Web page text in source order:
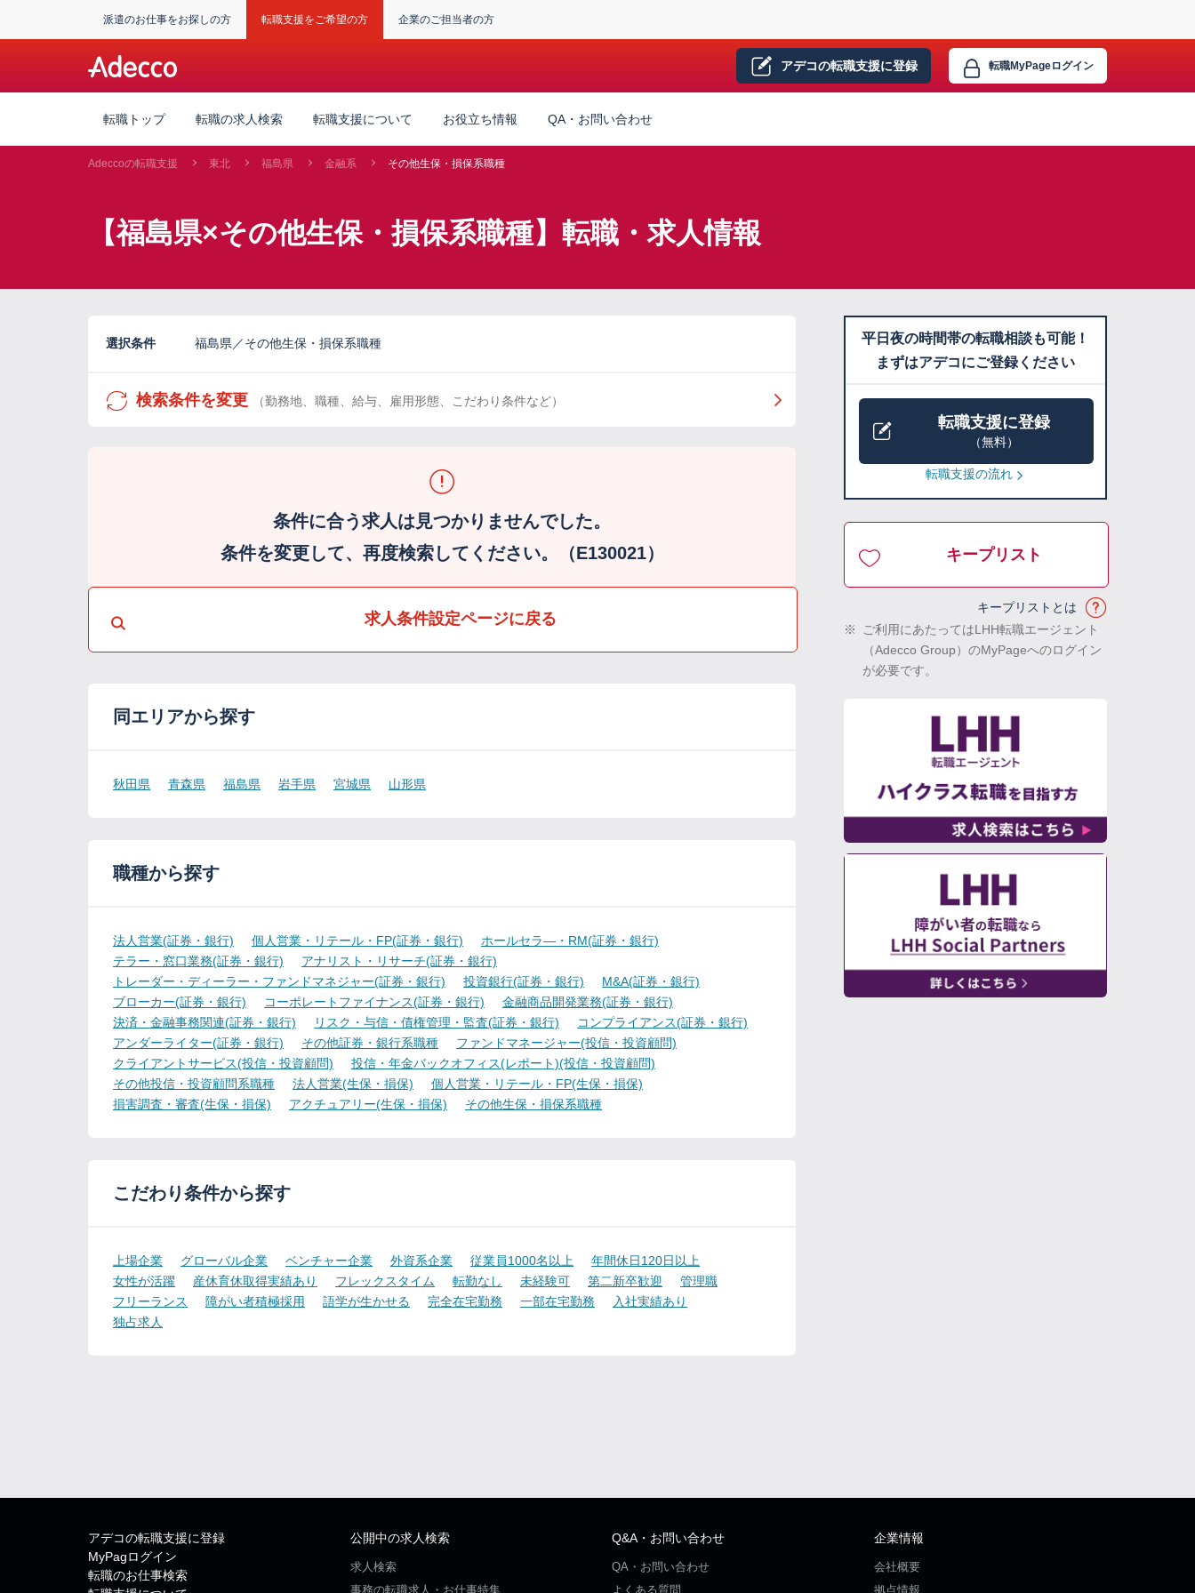
派遣のお仕事をお探しの方 転職支援をご希望の方 企業のご担当者の方
アデコの転職支援に登録 転職MyPageログイン
転職トップ 転職の求人検索 転職支援について お役立ち情報 QA・お問い合わせ
Adeccoの転職支援 東北 福島県 金融系 その他生保・損保系職種
【福島県×その他生保・損保系職種】転職・求人情報
選択条件 福島県／その他生保・損保系職種
検索条件を変更 （勤務地、職種、給与、雇用形態、こだわり条件など）
条件に合う求人は見つかりませんでした。
条件を変更して、再度検索してください。（E130021）
求人条件設定ページに戻る
同エリアから探す
秋田県 青森県 福島県 岩手県 宮城県 山形県
職種から探す
法人営業(証券・銀行) 個人営業・リテール・FP(証券・銀行)
ホールセラ―・RM(証券・銀行)
テラー・窓口業務(証券・銀行)
アナリスト・リサーチ(証券・銀行)
トレーダー・ディーラー・ファンドマネジャー(証券・銀行)
投資銀行(証券・銀行)
M&A(証券・銀行)
ブローカー(証券・銀行)
コーポレートファイナンス(証券・銀行)
金融商品開発業務(証券・銀行)
決済・金融事務関連(証券・銀行)
リスク・与信・債権管理・監査(証券・銀行)
コンプライアンス(証券・銀行)
アンダーライター(証券・銀行)
その他証券・銀行系職種
ファンドマネージャー(投信・投資顧問)
クライアントサービス(投信・投資顧問)
投信・年金バックオフィス(レポート)(投信・投資顧問)
その他投信・投資顧問系職種
法人営業(生保・損保)
個人営業・リテール・FP(生保・損保)
損害調査・審査(生保・損保)
アクチュアリー(生保・損保) その他生保・損保系職種
こだわり条件から探す
上場企業 グローバル企業 ベンチャー企業 外資系企業 従業員1000名以上
年間休日120日以上
女性が活躍
産休育休取得実績あり フレックスタイム 転勤なし 未経験可 第二新卒歓迎
管理職
フリーランス
障がい者積極採用 語学が生かせる 完全在宅勤務 一部在宅勤務
入社実績あり
独占求人
平日夜の時間帯の転職相談も可能！
まずはアデコにご登録ください
転職支援に登録
（無料）
転職支援の流れ
キープリスト
キープリストとは
※
ご利用にあたってはLHH転職エージェント
（Adecco Group）のMyPageへのログイン
が必要です。
アデコの転職支援に登録
MyPagログイン
転職のお仕事検索
公開中の求人検索
求人検索
事務の転職求人・お仕事特集
Q&A・お問い合わせ
QA・お問い合わせ
よくある質問
企業情報
会社概要
拠点情報